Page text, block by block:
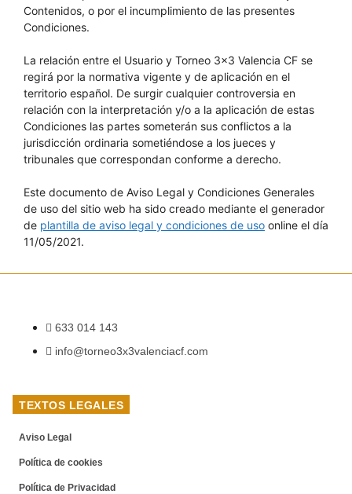
Contenidos, o por el incumplimiento de las presentes
Condiciones.
La relación entre el Usuario y Torneo 3×3 Valencia CF se
regirá por la normativa vigente y de aplicación en el
territorio español. De surgir cualquier controversia en
relación con la interpretación y/o a la aplicación de estas
Condiciones las partes someterán sus conflictos a la
jurisdicción ordinaria sometiéndose a los jueces y
tribunales que correspondan conforme a derecho.
Este documento de Aviso Legal y Condiciones Generales
de uso del sitio web ha sido creado mediante el generador
de plantilla de aviso legal y condiciones de uso online el día
11/05/2021.
633 014 143
info@torneo3x3valenciacf.com
TEXTOS LEGALES
Aviso Legal
Política de cookies
Política de Privacidad